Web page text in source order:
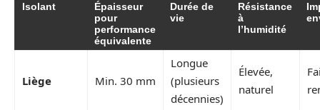
Isolant
Épaisseur
pour
performance
équivalente
Durée de
vie
Résistance
à
l’humidité
Liège Min. 30 mm
Longue
(plusieurs
décennies)
Élevée,
naturel